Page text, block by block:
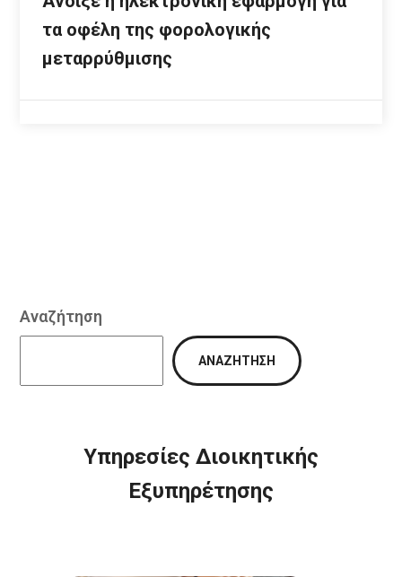
τα οφέλη της φορολογικής
μεταρρύθμισης
Αναζήτηση
ΑΝΑΖΉΤΗΣΗ
Υπηρεσίες Διοικητικής
Εξυπηρέτησης